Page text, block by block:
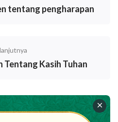
s'dikit yang mengerti
yang harus diperbuat 'tuk
Nya, apalagi
iman m'reka buta. M'reka
tentang pengharapan
Tentang Kasih Tuhan